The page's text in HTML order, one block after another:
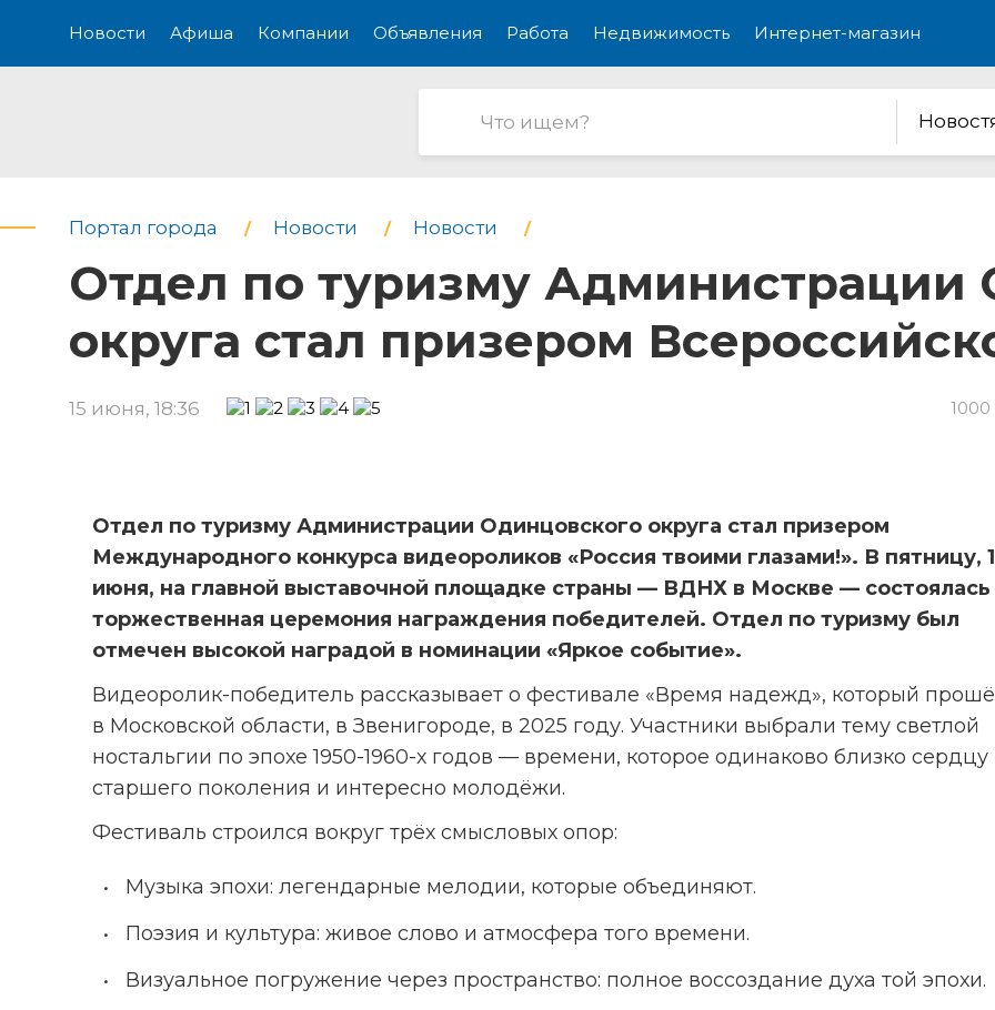
Новости Афиша Компании Объявления Работа Недвижимость Интернет-магазин
Портал города Новости Новости
Отдел по туризму Администрации
округа cтал призером
15 июня, 18:36 1000
Отдел по туризму Администрации Одинцовского округа стал призером
Международного конкурса видеороликов «Россия твоими глазами!». В пятницу,
июня, на главной выставочной площадке страны — ВДНХ в Москве — состоялась
торжественная церемония награждения победителей. Отдел по туризму был
отмечен высокой наградой в номинации «Яркое событие».
Видеоролик-победитель рассказывает о фестивале «Время надежд», который
в Московской области, в Звенигороде, в 2025 году. Участники выбрали тему светлой
ностальгии по эпохе 1950-1960-х годов — времени, которое одинаково близко сердцу
старшего поколения и интересно молодёжи.
Фестиваль строился вокруг трёх смысловых опор:
Музыка эпохи: легендарные мелодии, которые объединяют.
Поэзия и культура: живое слово и атмосфера того времени.
Визуальное погружение через пространство: полное воссоздание духа той эпохи.